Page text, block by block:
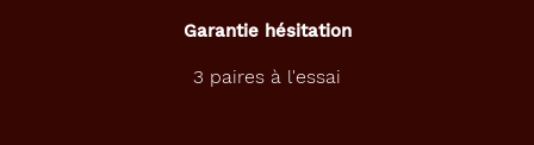
Garantie hésitation
3 paires à l'essai